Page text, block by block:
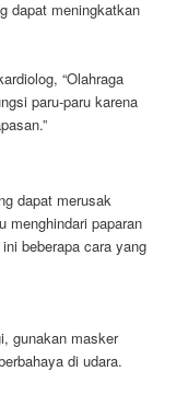
dapat meningkatkan
“Olahraga
paru-paru karena
dapat merusak
menghindari paparan
beberapa cara yang
gunakan masker
di udara.